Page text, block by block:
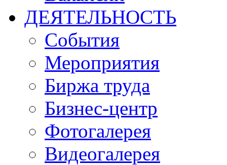
ДЕЯТЕЛЬНОСТЬ
События
Мероприятия
Биржа труда
Бизнес-центр
Фотогалерея
Видеогалерея